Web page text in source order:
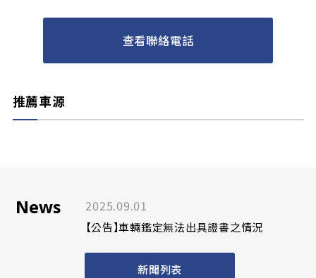
查看聯絡電話
推薦車源
News 2025.09.01
【公告】車輛鑑定無法出具證書之情況
新聞列表